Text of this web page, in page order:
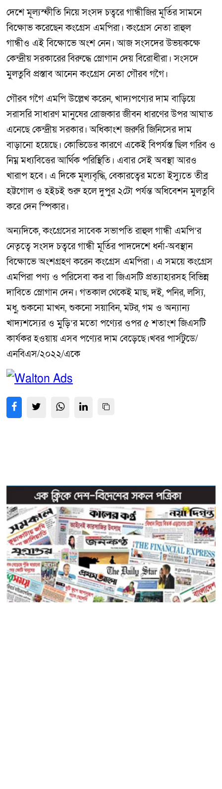
দেশে মূল্যস্ফীতি নিয়ে সংসদ চত্বরে গান্ধীজির মূর্তির সামনে
বিক্ষোভ করেছেন কংগ্রেস এমপিরা। কংগ্রেস নেতা রাহুল
গান্ধীও এই বিক্ষোভে অংশ নেন। আজ সংসদের উভয়কক্ষে
কেন্দ্রীয় সরকারের বিরুদ্ধে স্লোগান দেয় বিরোধীরা। সংসদে
মুলতুবি প্রস্তাব আনেন কংগ্রেস নেতা গৌরব গগৈ।
গৌরব গগৈ এমপি উল্লেখ করেন, খাদ্যপণ্যের দাম বাড়িয়ে
সরাসরি সাধারণ মানুষের রোজকার জীবন ধারণের উপর আঘাত
এনেছে কেন্দ্রীয় সরকার। অধিকাংশ জরুরি জিনিসের দাম
বাড়ানো হয়েছে। কোভিডের কারণে একেই বিপর্যস্ত ছিল গরিব ও
নিম্ন মধ্যবিত্তের আর্থিক পরিস্থিতি। এবার সেই অবস্থা আরও
খারাপ হবে। এ দিকে মূল্যবৃদ্ধি, বেকারত্বের মতো ইস্যুতে তীব্র
হট্টগোল ও হইচই শুরু হলে দুপুর ২টো পর্যন্ত অধিবেশন মুলতুবি
করে দেন স্পিকার।
অন্যদিকে, কংগ্রেসের সাবেক সভাপতি রাহুল গান্ধী এমপি’র
নেতৃত্বে সংসদ চত্বরে গান্ধী মূর্তির পাদদেশে ধর্না-অবস্থান
বিক্ষোভে অংশগ্রহণ করেন কংগ্রেস এমপিরা। এ সময়ে কংগ্রেস
এমপিরা পণ্য ও পরিসেবা কর বা জিএসটি প্রত্যাহারসহ বিভিন্ন
দাবিতে স্লোগান দেন। গতকাল থেকেই মাছ, দই, পনির, লস্যি,
মধু, শুকনো মাখন, শুকনো সয়াবিন, মটর, গম ও অন্যান্য
খাদ্যশস্যের ও মুড়ি’র মতো পণ্যের ওপর ৫ শতাংশ জিএসটি
কার্যকর হওয়ায় এসব পণ্যের দাম বেড়েছে।খবর পার্সটুডে/
এনবিএস/২০২২/একে